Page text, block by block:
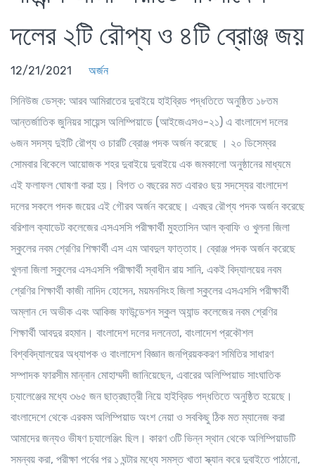
দলের ২টি রৌপ্য ও ৪টি ব্রোঞ্জ জয়
12/21/2021 অর্জন
সিনিউজ ডেস্ক: আরব আমিরাতের দুবাইয়ে হাইব্রিড পদ্ধতিতে অনুষ্ঠিত ১৮তম
আন্তর্জাতিক জুনিয়র সায়েন্স অলিম্পিয়াডে (আইজেএসও-২১) এ বাংলাদেশ দলের
৬জন সদস্য দুইটি রৌপ্য ও চারটি ব্রোঞ্জ পদক অর্জন করেছে । ২০ ডিসেম্বর
সোমবার বিকেলে আয়োজক শহর দুবাইয়ে দুবাইয়ে এক জমকালো অনুষ্ঠানের মাধ্যমে
এই ফলাফল ঘোষণা করা হয়। বিগত ৩ বছরের মত এবারও ছয় সদস্যের বাংলাদেশ
দলের সকলে পদক জয়ের এই গৌরব অর্জন করেছে। এবছর রৌপ্য পদক অর্জন করেছে
বরিশাল ক্যাডেট কলেজের এসএসসি পরীক্ষার্থী মুহতাসিন আল ক্বাফি ও খুলনা জিলা
স্কুলের নবম শ্রেণির শিক্ষার্থী এস এম আবদুল ফাত্তাহ। ব্রোঞ্জ পদক অর্জন করেছে
খুলনা জিলা স্কুলের এসএসসি পরীক্ষার্থী স্বাধীন রায় সানি, একই বিদ্যালয়ের নবম
শ্রেণির শিক্ষার্থী কাজী নাদিদ হোসেন, ময়মনসিংহ জিলা স্কুলের এসএসসি পরীক্ষার্থী
অম্লান দে অভীক এবং আকিজ ফাউন্ডেশন স্কুল অ্যান্ড কলেজের নবম শ্রেণির
শিক্ষার্থী আবদুর রহমান। বাংলাদেশ দলের দলনেতা, বাংলাদেশ প্রকৌশল
বিশ্ববিদ্যালয়ের অধ্যাপক ও বাংলাদেশ বিজ্ঞান জনপ্রিয়ককরণ সমিতির সাধারণ
সম্পাদক ফারসীম মান্নান মোহাম্মদী জানিয়েছেন, এবারের অলিম্পিয়াড সাংঘাতিক
চ্যালেঞ্জের মধ্যে ৩৬৫ জন ছাত্রছাত্রী নিয়ে হাইব্রিড পদ্ধতিতে অনুষ্ঠিত হয়েছে।
বাংলাদেশে থেকে এরকম অলিম্পিয়াড অংশ নেয়া ও সবকিছু ঠিক মত ম্যানেজ করা
আমাদের জন্যও ভীষণ চ্যালেঞ্জিং ছিল। কারণ ৩টি ভিন্ন স্থান থেকে অলিম্পিয়াডটি
সমন্বয় করা, পরীক্ষা পর্বের পর ১ ঘন্টার মধ্যে সমস্ত খাতা স্ক্যান করে দুবাইতে পাঠানো,